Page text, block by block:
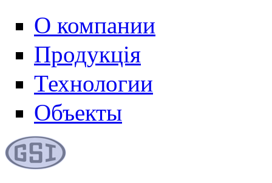
О компании
Продукція
Технологии
Объекты